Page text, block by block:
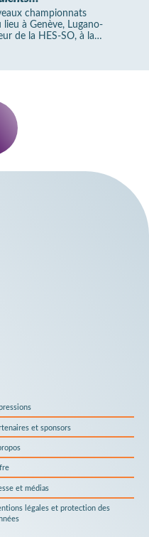
plus
championnats
à Genève, Lugano-
de la HES-SO, à la
et sponsors
et médias
légales et protection des